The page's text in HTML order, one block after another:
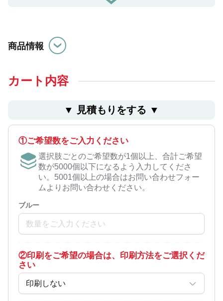
またボトルはコンパクトなサイズ感ながら、広く印刷が可
夏の野外フェスイベントのノベルティや、スポーツ観戦グ
ッズなど物販品としても実用的かつオリジナリティのある
もおすすめの商品です。
【タオルホワイトへの名入れは、お問い合わせフォームよ
商品情報
カート内容
▼ ⾒積もりをする ▼
①ご希望数をご入力ください
選択肢ごとのご希望数が1個以上、合計ご希望
数が5000個以下になるよう入力してくださ
い。5001個以上の場合はお問い合わせフォー
ムよりお問い合わせください。
ブルー
②印刷をご希望の場合は、印刷方法をご選択くだ
さい
印刷しない